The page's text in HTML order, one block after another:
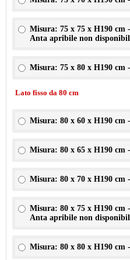
Misura: 75 x 75 x H190 cm
Anta apribile non
Misura: 75 x 80 x H190 cm
Lato fisso da 80 cm
Misura: 80 x 60 x H190 cm
Misura: 80 x 65 x H190 cm
Misura: 80 x 70 x H190 cm
Misura: 80 x 75 x H190 cm
Anta apribile non
Misura: 80 x 80 x H190 cm